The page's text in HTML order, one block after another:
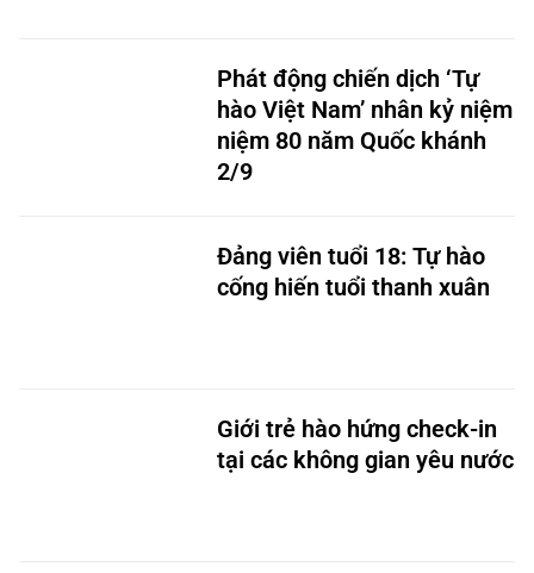
Phát động chiến dịch ‘Tự
hào Việt Nam’ nhân kỷ niệm
niệm 80 năm Quốc khánh
2/9
Đảng viên tuổi 18: Tự hào
cống hiến tuổi thanh xuân
Giới trẻ hào hứng check-in
tại các không gian yêu nước